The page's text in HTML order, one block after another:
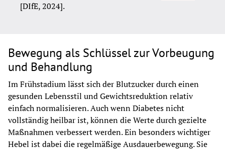
[DIfE, 2024].
Bewegung als Schlüssel zur Vorbeugung
und Behandlung
Im Frühstadium lässt sich der Blutzucker durch einen
gesunden Lebensstil und Gewichtsreduktion relativ
einfach normalisieren. Auch wenn Diabetes nicht
vollständig heilbar ist, können die Werte durch gezielte
Maßnahmen verbessert werden. Ein besonders wichtiger
Hebel ist dabei die regelmäßige Ausdauerbewegung. Sie